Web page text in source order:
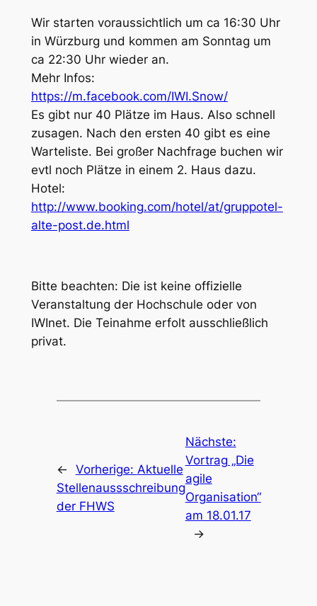
Wir starten voraussichtlich um ca 16:30 Uhr
in Würzburg und kommen am Sonntag um
ca 22:30 Uhr wieder an.
Mehr Infos:
https://m.facebook.com/IWI.Snow/
Es gibt nur 40 Plätze im Haus. Also schnell
zusagen. Nach den ersten 40 gibt es eine
Warteliste. Bei großer Nachfrage buchen wir
evtl noch Plätze in einem 2. Haus dazu.
Hotel:
http://www.booking.com/hotel/at/gruppotel-
alte-post.de.html
Bitte beachten: Die ist keine offizielle
Veranstaltung der Hochschule oder von
IWInet. Die Teinahme erfolt ausschließlich
privat.
← Vorherige: Aktuelle
Stellenaussschreibung
der FHWS
Nächste:
Vortrag „Die
agile
Organisation“
am 18.01.17
→